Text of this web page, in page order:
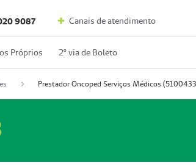
9087 Canais de atendimento
Próprios 2º via de Boleto